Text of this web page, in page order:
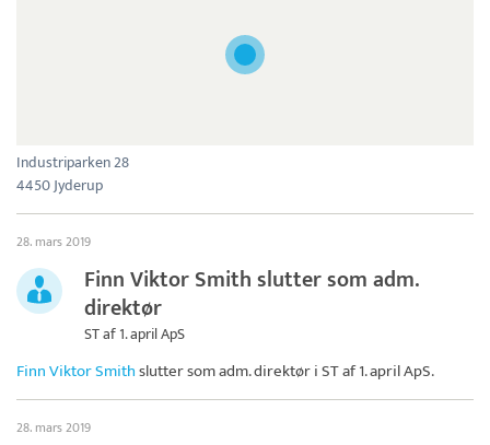
Industriparken 28
4450 Jyderup
28. mars 2019
Finn Viktor Smith slutter som adm.
direktør
ST af 1. april ApS
Finn Viktor Smithslutter som adm. direktør iST af 1. april ApS.
28. mars 2019